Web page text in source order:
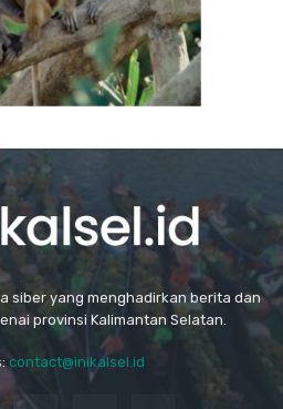
siber yang menghadirkan berita dan
provinsi Kalimantan Selatan.
contact@inikalsel.id